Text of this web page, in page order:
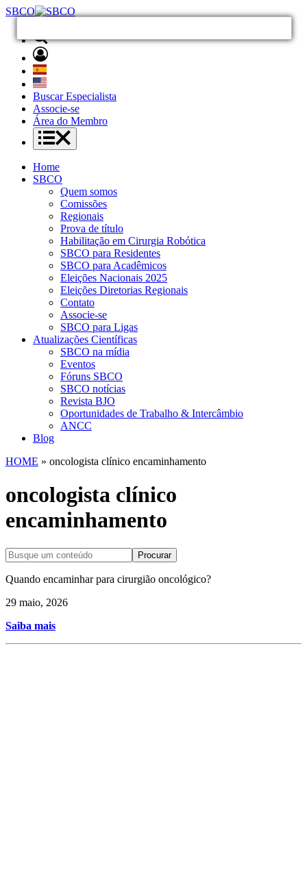
SBCO
Buscar Especialista
Associe-se
Área do Membro
Home
SBCO
Quem somos
Comissões
Regionais
Prova de título
Habilitação em Cirurgia Robótica
SBCO para Residentes
SBCO para Acadêmicos
Eleições Nacionais 2025
Eleições Diretorias Regionais
Contato
Associe-se
SBCO para Ligas
Atualizações Científicas
SBCO na mídia
Eventos
Fóruns SBCO
SBCO notícias
Revista BJO
Oportunidades de Trabalho & Intercâmbio
ANCC
Blog
HOME » oncologista clínico encaminhamento
oncologista clínico
encaminhamento
Procurar
Quando encaminhar para cirurgião oncológico?
29 maio, 2026
Saiba mais